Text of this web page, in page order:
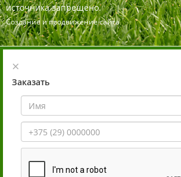
источника запрещено.
Создание и продвижение сайта
×
Заказать